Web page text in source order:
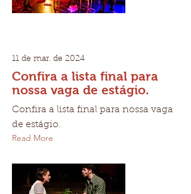
11 de mar. de 2024
Confira a lista final para
nossa vaga de estágio.
Confira a lista final para nossa vaga
de estágio.
Read More